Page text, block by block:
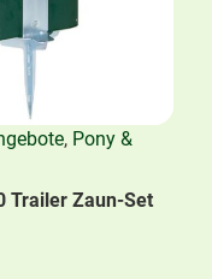
, Pony &
Trailer Zaun-Set